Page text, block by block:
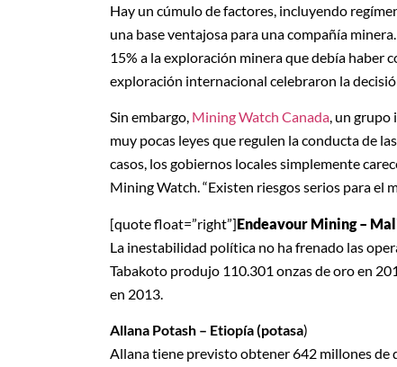
Hay un cúmulo de factores, incluyendo
una base ventajosa para una compañía
15% a la exploración minera que debía haber
exploración internacional celebraron la
Sin embargo, Mining Watch Canada, un grupo
muy pocas leyes que regulen la conducta de
casos, los gobiernos locales simplemente
Mining Watch. “Existen riesgos serios para el
[quote float=”right”]Endeavour Mining –
La inestabilidad política no ha frenado las
Tabakoto produjo 110.301 onzas de oro en
en 2013.
Allana Potash – Etiopía(potasa)
Allana tiene previsto obtener 642 millones de